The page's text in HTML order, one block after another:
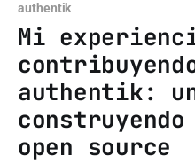
authentik
Mi
authentik:
open source